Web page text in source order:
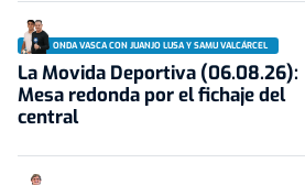
ONDA VASCA CON JUANJO LUSA Y SAMU VALCÁRCEL
La Movida Deportiva (06.08.26):
Mesa redonda por el fichaje del
central